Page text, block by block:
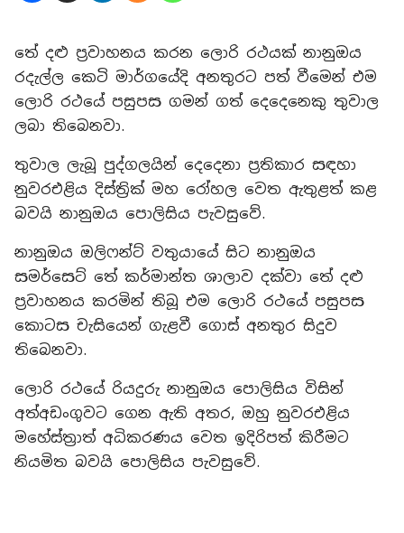
තේ දළු ප්‍රවාහනය කරන ලොරි රථයක් නානුඔය
රදැල්ල කෙටි මාර්ගයේදි අනතුරට පත් වීමෙන් එම
ලොරි රථයේ පසුපස ගමන් ගත් දෙදෙනෙකු තුවාල
ලබා තිබෙනවා.
තුවාල ලැබූ පුද්ගලයින් දෙදෙනා ප්‍රතිකාර සඳහා
නුවරඑළිය දිස්ත්‍රික් මහ රෝහල වෙත ඇතුළත් කළ
බවයි නානුඔය පොලිසිය පැවසුවේ.
නානුඔය ඔලිෆන්ට් වතුයායේ සිට නානුඔය
සමර්සෙට් තේ කර්මාන්ත ශාලාව දක්වා තේ දළු
ප්‍රවාහනය කරමින් තිබූ එම ලොරි රථයේ පසුපස
කොටස චැසියෙන් ගැළවී ගොස් අනතුර සිදුව
තිබෙනවා.
ලොරි රථයේ රියදුරු නානුඔය පොලිසිය විසින්
අත්අඩංගුවට ගෙන ඇති අතර, ඔහු නුවරඑළිය
මහේස්ත්‍රාත් අධිකරණය වෙත ඉදිරිපත් කිරීමට
නියමිත බවයි පොලිසිය පැවසුවේ.